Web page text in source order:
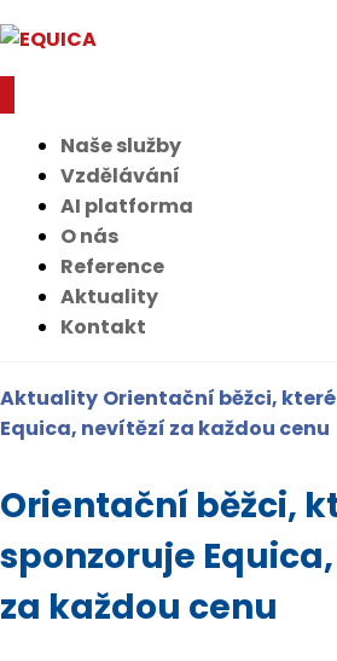
Naše služby
Vzdělávání
AI platforma
O nás
Reference
Aktuality
Kontakt
Aktuality Orientační běžci,
Equica, nevítězí za každou cenu
Orientační běžci,
sponzoruje
za každou cenu